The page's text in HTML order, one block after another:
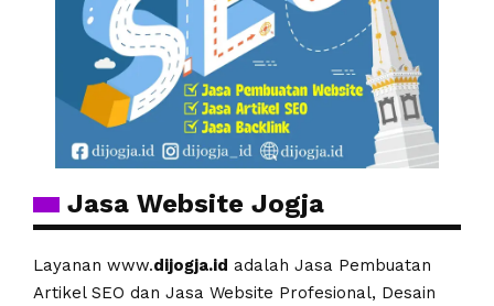
Jasa Website Jogja
Layanan www.dijogja.id adalah Jasa Pembuatan
Artikel SEO dan Jasa Website Profesional, Desain